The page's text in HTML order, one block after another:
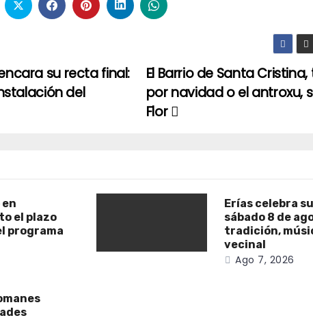
El Barrio de Santa
por navidad o el antroxu,
Flor
su recta final:
del
el plazo
programa
Erías celebra
sábado 8 de
tradición,
vecinal
Ago 7, 2026